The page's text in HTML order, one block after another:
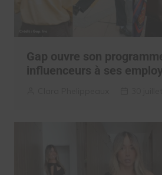
Gap ouvre son
influenceurs à ses